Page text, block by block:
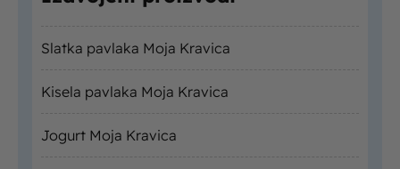
Slatka pavlaka Moja Kravica
Kisela pavlaka Moja Kravica
Jogurt Moja Kravica